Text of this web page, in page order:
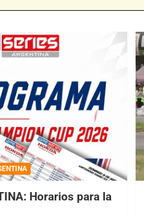
Horarios para la